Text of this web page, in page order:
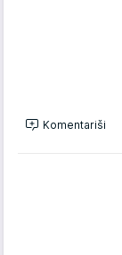
Komentariši